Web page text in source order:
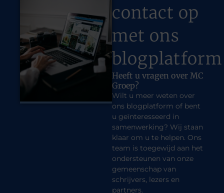
contact op
met ons
blogplatform
Heeft u vragen over MC
Groep?
Wilt u meer weten over
ons blogplatform of bent
u geïnteresseerd in
samenwerking? Wij staan
klaar om u te helpen. Ons
team is toegewijd aan het
ondersteunen van onze
gemeenschap van
schrijvers, lezers en
partners.